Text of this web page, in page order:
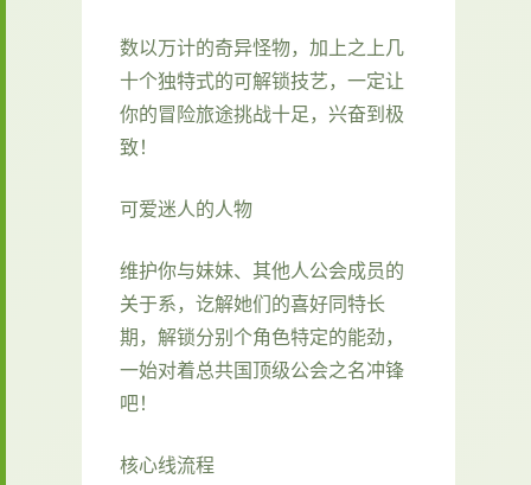
数以万计的奇异怪物，加上之上几
十个独特式的可解锁技艺，一定让
你的冒险旅途挑战十足，兴奋到极
致！
可爱迷人的人物
维护你与妹妹、其他人公会成员的
关于系，讫解她们的喜好同特长
期，解锁分别个角色特定的能劲，
一始对着总共国顶级公会之名冲锋
吧！
核心线流程